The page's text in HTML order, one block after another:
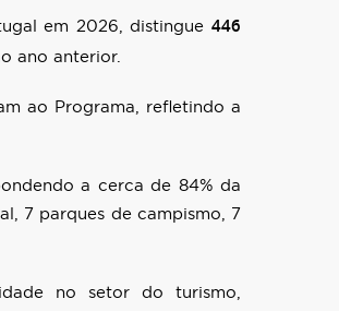
em 2026, distingue 446
ano anterior.
ao Programa, refletindo a
a cerca de 84% da
7 parques de campismo, 7
no setor do turismo,